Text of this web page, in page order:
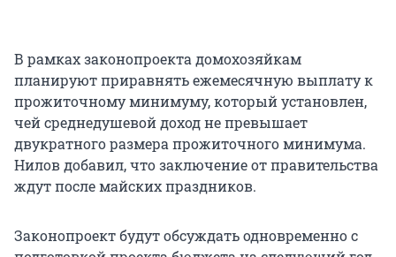
В рамках законопроекта домохозяйкам
планируют приравнять ежемесячную выплату к
прожиточному минимуму, который установлен,
чей среднедушевой доход не превышает
двукратного размера прожиточного минимума.
Нилов добавил, что заключение от правительства
ждут после майских праздников.
Законопроект будут обсуждать одновременно с